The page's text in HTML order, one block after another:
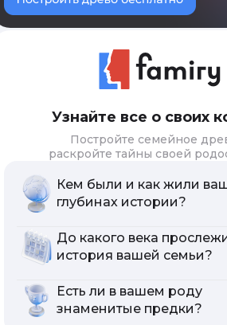
Узнайте все о своих
Постройте семейное
раскройте тайны своей
Кем были и как жили
глубинах истории?
До какого века
история вашей семьи?
Есть ли в вашем роду
знаменитые предки?